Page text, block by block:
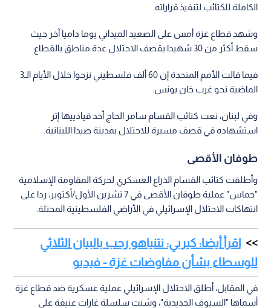
الكاملة للكتائب لتنفيذ قراراته.
وشهد قطاع غزة أمس على الصعيد الميداني يوما داميا آخر حيث
سقط أكثر من 30 شهيدا بقصف الاحتلال عدة مناطق بالقطاع.
فيما قالت الأمم المتحدة إن 60 ألف فلسطيني نزحوا خلال الأيام الـ3
الماضية نحو غرب خان يونس.
وفي لبنان، نعت كتائب القسام سامر الحاج أحد قيادييها إثر
استشهاده في قصف مسيرة للاحتلال بمدينة صيدا اللبنانية.
طوفان الأقصى
وأطلقت كتائب القسام الذراع العسكري لحركة المقاومة الإسلامية
"حماس" عملية طوفان الأقصى في 7 تشرين الأول/أكتوبر، ردا على
انتهاكات الاحتلال الإسرائيلي في الأراضي الفلسطينية المحتلة.
اقرأ أيضا: كيربي: نتنياهو رحب بالبيان الثلاثي
للوسطاء بشأن مفاوضات غزة - فيديو
في المقابل، أطلق الاحتلال الإسرائيلي عملية عسكرية ضد قطاع غزة
أسماها "السيوف الحديدية"، وشنت سلسلة غارات عنيفة على